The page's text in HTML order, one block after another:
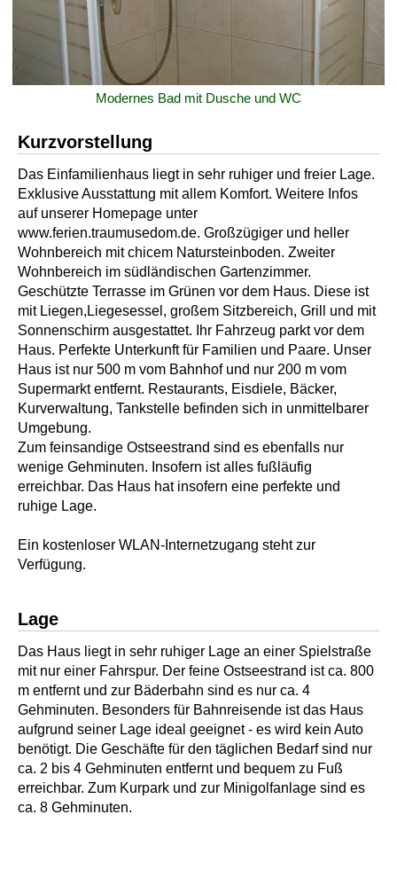
Modernes Bad mit Dusche und WC
Kurzvorstellung
Das Einfamilienhaus liegt in sehr ruhiger und freier Lage.
Exklusive Ausstattung mit allem Komfort. Weitere Infos
auf unserer Homepage unter
www.ferien.traumusedom.de. Großzügiger und heller
Wohnbereich mit chicem Natursteinboden. Zweiter
Wohnbereich im südländischen Gartenzimmer.
Geschützte Terrasse im Grünen vor dem Haus. Diese ist
mit Liegen,Liegesessel, großem Sitzbereich, Grill und mit
Sonnenschirm ausgestattet. Ihr Fahrzeug parkt vor dem
Haus. Perfekte Unterkunft für Familien und Paare. Unser
Haus ist nur 500 m vom Bahnhof und nur 200 m vom
Supermarkt entfernt. Restaurants, Eisdiele, Bäcker,
Kurverwaltung, Tankstelle befinden sich in unmittelbarer
Umgebung.
Zum feinsandige Ostseestrand sind es ebenfalls nur
wenige Gehminuten. Insofern ist alles fußläufig
erreichbar. Das Haus hat insofern eine perfekte und
ruhige Lage.
Ein kostenloser WLAN-Internetzugang steht zur
Verfügung.
Lage
Das Haus liegt in sehr ruhiger Lage an einer Spielstraße
mit nur einer Fahrspur. Der feine Ostseestrand ist ca. 800
m entfernt und zur Bäderbahn sind es nur ca. 4
Gehminuten. Besonders für Bahnreisende ist das Haus
aufgrund seiner Lage ideal geeignet - es wird kein Auto
benötigt. Die Geschäfte für den täglichen Bedarf sind nur
ca. 2 bis 4 Gehminuten entfernt und bequem zu Fuß
erreichbar. Zum Kurpark und zur Minigolfanlage sind es
ca. 8 Gehminuten.